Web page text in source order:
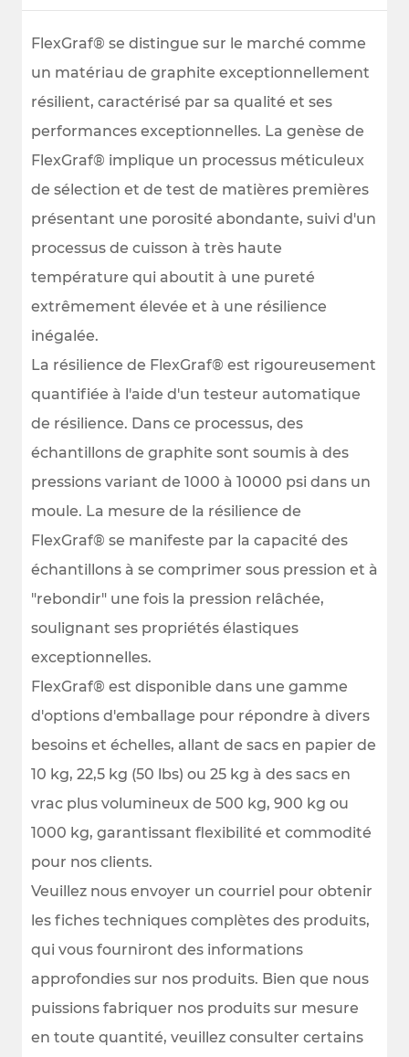
FlexGraf® se distingue sur le marché comme
un matériau de graphite exceptionnellement
résilient, caractérisé par sa qualité et ses
performances exceptionnelles. La genèse de
FlexGraf® implique un processus méticuleux
de sélection et de test de matières premières
présentant une porosité abondante, suivi d'un
processus de cuisson à très haute
température qui aboutit à une pureté
extrêmement élevée et à une résilience
inégalée.
La résilience de FlexGraf® est rigoureusement
quantifiée à l'aide d'un testeur automatique
de résilience. Dans ce processus, des
échantillons de graphite sont soumis à des
pressions variant de 1000 à 10000 psi dans un
moule. La mesure de la résilience de
FlexGraf® se manifeste par la capacité des
échantillons à se comprimer sous pression et à
"rebondir" une fois la pression relâchée,
soulignant ses propriétés élastiques
exceptionnelles.
FlexGraf® est disponible dans une gamme
d'options d'emballage pour répondre à divers
besoins et échelles, allant de sacs en papier de
10 kg, 22,5 kg (50 lbs) ou 25 kg à des sacs en
vrac plus volumineux de 500 kg, 900 kg ou
1000 kg, garantissant flexibilité et commodité
pour nos clients.
Veuillez nous envoyer un courriel pour obtenir
les fiches techniques complètes des produits,
qui vous fourniront des informations
approfondies sur nos produits. Bien que nous
puissions fabriquer nos produits sur mesure
en toute quantité, veuillez consulter certains